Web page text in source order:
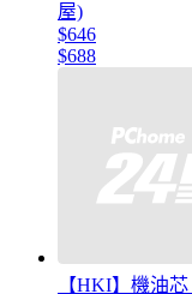
屋)
$646
$688
【HKI】機油